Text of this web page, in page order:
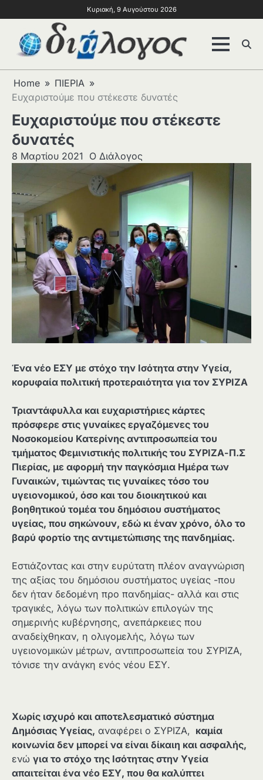
Κυριακή, 9 Αυγούστου 2026
Home
ΠΙΕΡΙΑ
Ευχαριστούμε που στέκεστε δυνατές
Ευχαριστούμε που στέκεστε
δυνατές
8 Μαρτίου 2021 Ο Διάλογος
Ένα νέο ΕΣΥ με στόχο την Ισότητα στην Υγεία,
κορυφαία πολιτική προτεραιότητα για τον ΣΥΡΙΖΑ
Τριαντάφυλλα και ευχαριστήριες κάρτες
πρόσφερε στις γυναίκες εργαζόμενες του
Νοσοκομείου Κατερίνης αντιπροσωπεία του
τμήματος Φεμινιστικής πολιτικής του ΣΥΡΙΖΑ-Π.Σ
Πιερίας, με αφορμή την παγκόσμια Ημέρα των
Γυναικών, τιμώντας τις γυναίκες τόσο του
υγειονομικού, όσο και του διοικητικού και
βοηθητικού τομέα του δημόσιου συστήματος
υγείας, που σηκώνουν, εδώ κι έναν χρόνο, όλο το
βαρύ φορτίο της αντιμετώπισης της πανδημίας.
Εστιάζοντας και στην ευρύτατη πλέον αναγνώριση
της αξίας του δημόσιου συστήματος υγείας -που
δεν ήταν δεδομένη προ πανδημίας- αλλά και στις
τραγικές, λόγω των πολιτικών επιλογών της
σημερινής κυβέρνησης, ανεπάρκειες που
αναδείχθηκαν, η ολιγομελής, λόγω των
υγειονομικών μέτρων, αντιπροσωπεία του ΣΥΡΙΖΑ,
τόνισε την ανάγκη ενός νέου ΕΣΥ.
Χωρίς ισχυρό και αποτελεσματικό σύστημα
Δημόσιας Υγείας, αναφέρει ο ΣΥΡΙΖΑ, καμία
κοινωνία δεν μπορεί να είναι δίκαιη και ασφαλής,
ενώ για το στόχο της Ισότητας στην Υγεία
απαιτείται ένα νέο ΕΣΥ, που θα καλύπτει